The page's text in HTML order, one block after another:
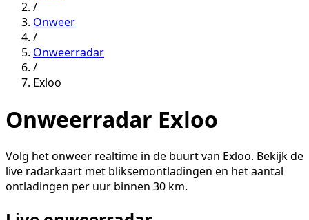
/
Onweer
/
Onweerradar
/
Exloo
Onweerradar Exloo
Volg het onweer realtime in de buurt van Exloo. Bekijk de
live radarkaart met bliksemontladingen en het aantal
ontladingen per uur binnen 30 km.